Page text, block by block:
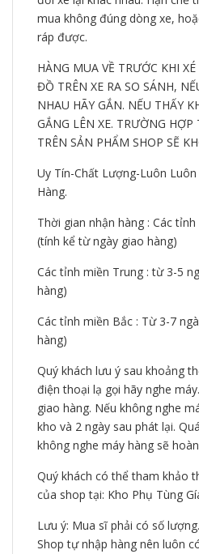
mua không đúng dòng xe,
ráp được.
HÀNG MUA VỀ TRƯỚC KHI
ĐỒ TRÊN XE RA SO SÁNH,
NHAU HÃY GẮN. NẾU THẤY
GẮNG LÊN XE. TRƯỜNG HỢP
TRÊN SẢN PHẨM SHOP SẼ
Uy Tín-Chất Lượng-Luôn
Hàng.
Thời gian nhận hàng : Các
(tính kể từ ngày giao hàng)
Các tỉnh miền Trung : từ 3-5
hàng)
Các tỉnh miền Bắc : Từ 3-7
hàng)
Quý khách lưu ý sau khoảng
điện thoại lạ gọi hãy nghe
giao hàng. Nếu không nghe
kho và 2 ngày sau phát lại.
không nghe máy hàng sẽ
Quý khách có thể tham khảo
của shop tại: Kho Phụ Tùng
Lưu ý: Mua sĩ phải có số
Shop tự nhập hàng nên luôn